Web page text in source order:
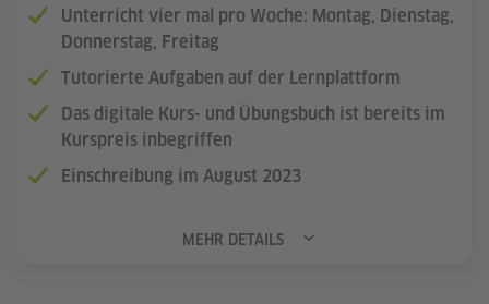
Unterricht vier mal pro Woche: Montag, Dienstag,
Donnerstag, Freitag
Tutorierte Aufgaben auf der Lernplattform
Das digitale Kurs- und Übungsbuch ist bereits im
Kurspreis inbegriffen
Einschreibung im August 2023
MEHR DETAILS